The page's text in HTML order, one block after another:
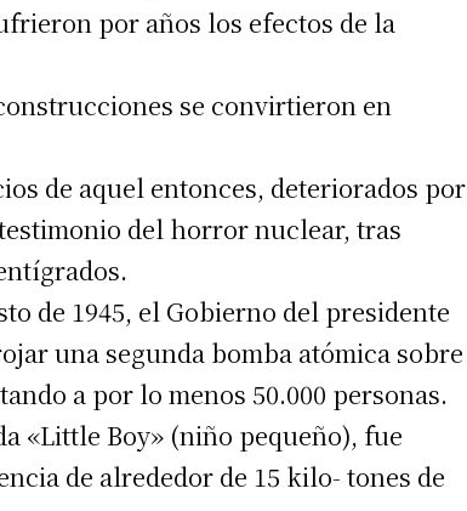
por años los efectos de la
se convirtieron en
de aquel entonces, deteriorados por
del horror nuclear, tras
de 1945, el Gobierno del presidente
una segunda bomba atómica sobre
a por lo menos 50.000 personas.
«Little Boy» (niño pequeño), fue
de alrededor de 15 kilo- tones de